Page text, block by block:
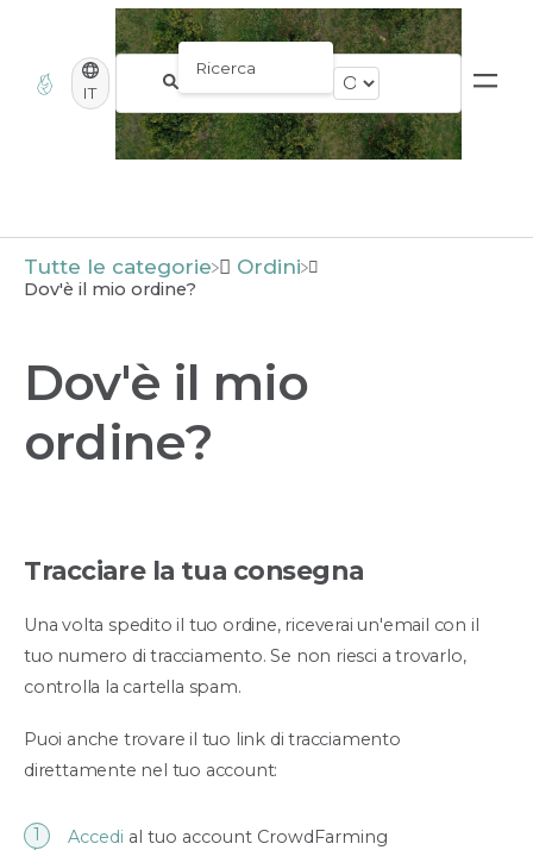
IT
Tutte le categorie ​Ordini
Dov'è il mio ordine?
Dov'è il mio
ordine?
Tracciare la tua consegna
Una volta spedito il tuo ordine, riceverai un'email con il
tuo numero di tracciamento. Se non riesci a trovarlo,
controlla la cartella spam.
Puoi anche trovare il tuo link di tracciamento
direttamente nel tuo account:
Accedi al tuo account CrowdFarming